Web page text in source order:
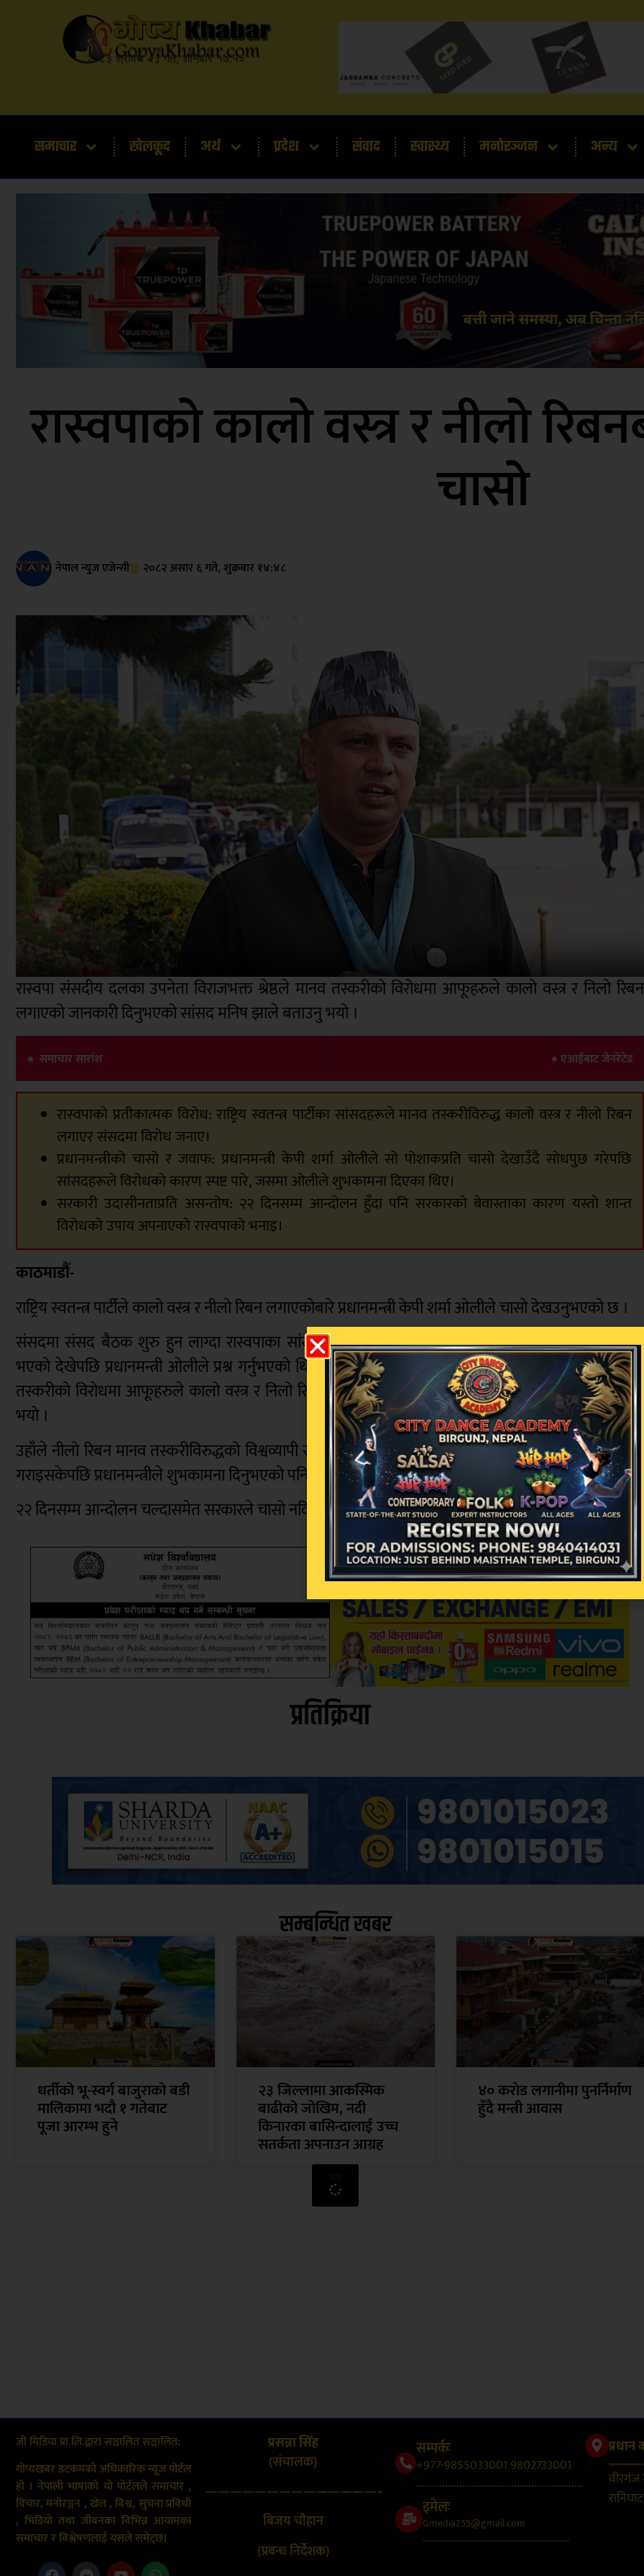
२०८३ श्रावण २३ गते, शनिबार १७:५०
समाचार खेलकूद अर्थ प्रदेश संवाद स्वास्थ्य मनोरञ्जन अन्य
रास्वपाको कालो वस्त्र र नीलो
चासो
नेपाल न्युज एजेन्सी २०८२ असार ६ गते, शुक्रबार १४:४८
रास्वपा संसदीय दलका उपनेता विराजभक्त श्रेष्ठले मानव तस्करीको विरोधमा आफूहरुले कालो वस्त्र र निलो रिबन
लगाएको जानकारी दिनुभएको सांसद मनिष झाले बताउनु भयो ।
♠ समाचार सारांश ♠ एआईबाट जेनरेटेड
रास्वपाको प्रतीकात्मक विरोध: राष्ट्रिय स्वतन्त्र पार्टीका सांसदहरूले मानव तस्करीविरुद्ध कालो वस्त्र र नीलो रिबन
लगाएर संसदमा विरोध जनाए।
प्रधानमन्त्रीको चासो र जवाफ: प्रधानमन्त्री केपी शर्मा ओलीले सो पोशाकप्रति चासो देखाउँदै सोधपुछ गरेपछि
सांसदहरूले विरोधको कारण स्पष्ट पारे, जसमा ओलीले शुभकामना दिएका थिए।
सरकारी उदासीनताप्रति असन्तोष: २२ दिनसम्म आन्दोलन हुँदा पनि सरकारको बेवास्ताका कारण यस्तो शान्त
विरोधको उपाय अपनाएको रास्वपाको भनाइ।
काठमाडौँ-
राष्ट्रिय स्वतन्त्र पार्टीले कालो वस्त्र र नीलो रिबन लगाएकोबारे प्रधानमन्त्री केपी शर्मा ओलीले चासो देखउनुभएको छ ।
संसदमा संसद बैठक शुरु हुन लाग्दा रास्वपाका सांसदहरुले कालो वस्त्र र नीलो रिबन लगाएर संसदमा उपस्थित
भएको देखेपछि प्रधानमन्त्री ओलीले प्रश्न गर्नुभएको थियो । रास्वपा संसदीय दलका उपनेता विराजभक्त श्रेष्ठले मानव
तस्करीको विरोधमा आफूहरुले कालो वस्त्र र निलो रिबन लगाएको जानकारी दिनुभएको सांसद मनिष झाले बताउनु
भयो ।
उहाँले नीलो रिबन मानव तस्करीविरुद्धको विश्वव्यापी संकेत भएको बताउनु भयो । प्रधानमन्त्रीलाई वस्त्रबारे जानकारी
गराइसकेपछि प्रधानमन्त्रीले शुभकामना दिनुभएको पनि सांसद झाले बताउनु भयो ।
२२ दिनसम्म आन्दोलन चल्दासमेत सरकारले चासो नदिँदा कालो वस्त्र लगाएर विरोध गर्नुपरेको बताउनु भयो ।
प्रतिक्रिया
सम्बन्धित खबर
धर्तीको भू-स्वर्ग बाजुराको बडी
मालिकामा भदौ १ गतेबाट
पूजा आरम्भ हुने
२३ जिल्लामा आकस्मिक
बाढीको जोखिम, नदी
किनारका बासिन्दालाई उच्च
सतर्कता अपनाउन आग्रह
४० करोड लगानीमा पुनर्निर्माण
हुँदै मन्त्री आवास
जी मिडिया प्रा.लि.द्वारा सञ्चालित सञ्चालित:
गोप्यखबर डटकमको अधिकारिक न्यूज पोर्टल
हो । नेपाली भाषाको यो पोर्टलले समाचार ,
विचार, मनोरञ्जन , खेल , बिश्व, सुचना प्रविधी
, भिडियो तथा जीवनका विभिन्न आयामका
समाचार र विश्लेषणलाई यसले समेट्छ।
प्रसन्ना सिंह
(संचालक}
——————————————–
बिजय चौहान
(प्रबन्ध निर्देशक)
सम्पर्कः
+977-9855033001 9802733001
..........................................................
इमेलः
Gmedia255@gmail.com
....................................................................
प्रधान
वीरगंज